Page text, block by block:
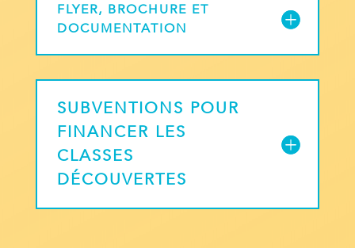
FLYER, BROCHURE ET
DOCUMENTATION
SUBVENTIONS POUR
FINANCER LES
CLASSES
DÉCOUVERTES